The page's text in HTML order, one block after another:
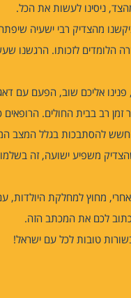
ניסינו לעשות את הכל.
מהצדיק רבי ישעיה
הלומדים לזכותו. הרגשנו
פנינו אליכם שוב, הפעם עם
רב בבית החולים. הרופאים
להסתבכות בגלל המצב
משפיע ישועה, זה
מחוץ למחלקת היולדות,
לכם את המכתב הזה.
טובות לכל עם ישראל!